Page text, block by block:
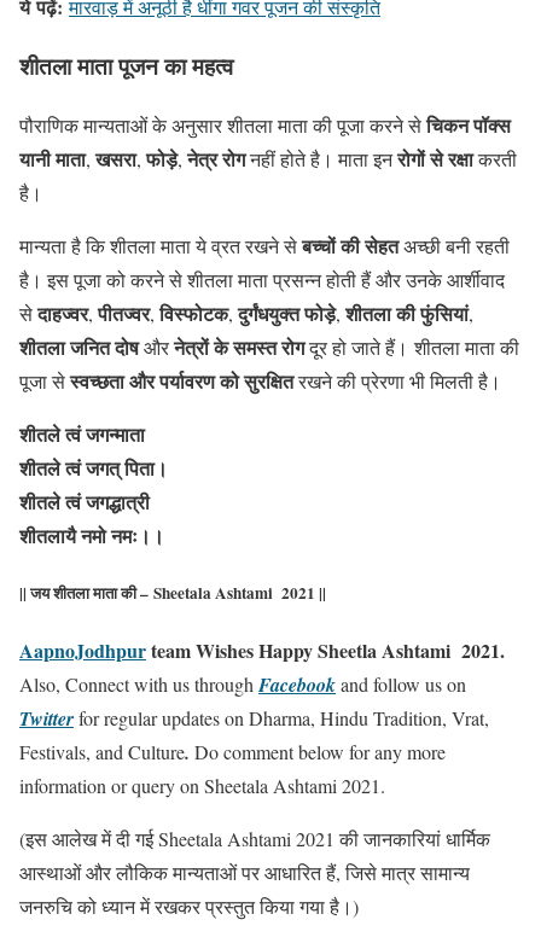
ये पढ़ें:मारवाड़ में अनूठी है धींगा गवर पूजन की संस्कृति
शीतला माता पूजन का महत्व
पौराणिक मान्यताओं के अनुसार शीतला माता की पूजा करने सेचिकन पॉक्स
यानी माता,खसरा,फोड़े,नेत्र रोगनहीं होते है। माता इनरोगों से रक्षाकरती
है।
मान्यता है कि शीतला माता ये व्रत रखने सेबच्चों की सेहतअच्छी बनी रहती
है। इस पूजा को करने से शीतला माता प्रसन्न होती हैं और उनके आर्शीवाद
सेदाहज्वर,पीतज्वर,विस्फोटक,दुर्गंधयुक्त फोड़े,शीतला की फुंसियां,
शीतला जनित दोषऔरनेत्रों के समस्त रोगदूर हो जाते हैं। शीतला माता की
पूजा सेस्वच्छता और पर्यावरण को सुरक्षितरखने की प्रेरणा भी मिलती है।
शीतले त्वं जगन्माता
शीतले त्वं जगत् पिता।
शीतले त्वं जगद्धात्री
शीतलायै नमो नमः।।
|| जय शीतला माता की – Sheetala Ashtami 2021 ||
AapnoJodhpurteam Wishes Happy Sheetla Ashtami 2021.
Also, Connect with us through Facebookand follow us on
Twitterfor regular updates on Dharma, Hindu Tradition, Vrat,
Festivals, and Culture. Do comment below for any more
information or query on Sheetala Ashtami 2021.
(इस आलेख में दी गई Sheetala Ashtami 2021 की जानकारियां धार्मिक
आस्थाओं और लौकिक मान्यताओं पर आधारित हैं, जिसे मात्र सामान्य
जनरुचि को ध्यान में रखकर प्रस्तुत किया गया है।)